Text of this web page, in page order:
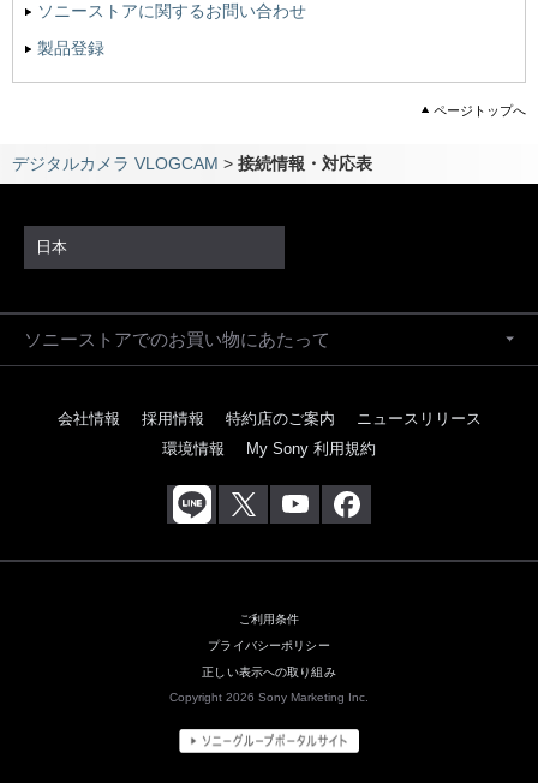
ソニーストアに関するお問い合わせ
製品登録
ページトップへ
デジタルカメラ VLOGCAM > 接続情報・対応表
日本
ソニーストアでのお買い物にあたって
会社情報 採用情報 特約店のご案内
ニュースリリース
環境情報
My Sony 利用規約
ご利用条件
プライバシーポリシー
正しい表示への取り組み
Copyright 2026 Sony Marketing Inc.